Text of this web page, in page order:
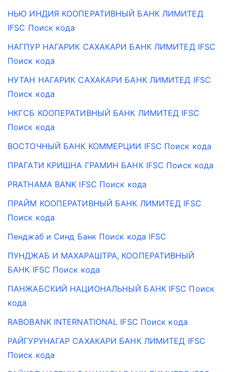
НЬЮ ИНДИЯ КООПЕРАТИВНЫЙ БАНК ЛИМИТЕД
IFSC Поиск кода
НАГПУР НАГАРИК САХАКАРИ БАНК ЛИМИТЕД IFSC
Поиск кода
НУТАН НАГАРИК САХАКАРИ БАНК ЛИМИТЕД IFSC
Поиск кода
НКГСБ КООПЕРАТИВНЫЙ БАНК ЛИМИТЕД IFSC
Поиск кода
ВОСТОЧНЫЙ БАНК КОММЕРЦИИ IFSC Поиск кода
ПРАГАТИ КРИШНА ГРАМИН БАНК IFSC Поиск кода
PRATHAMA BANK IFSC Поиск кода
ПРАЙМ КООПЕРАТИВНЫЙ БАНК ЛИМИТЕД IFSC
Поиск кода
Пенджаб и Синд Банк Поиск кода IFSC
ПУНДЖАБ И МАХАРАШТРА, КООПЕРАТИВНЫЙ
БАНК IFSC Поиск кода
ПАНЖАБСКИЙ НАЦИОНАЛЬНЫЙ БАНК IFSC Поиск
кода
RABOBANK INTERNATIONAL IFSC Поиск кода
РАЙГУРУНАГАР САХАКАРИ БАНК ЛИМИТЕД IFSC
Поиск кода